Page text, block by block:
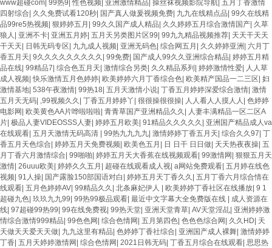
www超碰com| 99热9|性色视频| 亚洲激情精品| 操丝袜视频影院导航| 五月丁香激情
四射综合| 久久免费试看120秒| 国产真人做爰视频免费| 九九在线精点品| 99久在线精
品99re5热视频| 狠婷婷五月 | 99久久国产成人精品| 久久婷婷五月综合激情国产| 久草
狼人 | 亚洲不卡| 亚洲五月婷| 五月天另类图片区99| 99九九精品视频推荐| 天天干天天
干天天| 日韩无码专区| 九九成人视频| 亚洲无码色| 综合网五月 | 久久婷婷亚洲 | 六月丁
香五月天| 9久久久久久久久久久 | 99免费| 国产成人99久久亚洲综合精品| 婷婷五月精
品在线| 99精品7| 综合色五月天| 激情综合另类| 久久精品系列| 婷婷激情性爱| 人人草
成人视频|快乐激情五月色婷婷| 欧美婷婷六月丁香综合色| 欧美精产国品一二三区| 妇
激情基地| 538午夜激情| 99热18| 五月天激情小说| 丁香五月婷婷深爱综合激情| 激情
五月天无码| ,99视频久久 | 丁香五月婷婷丫 | 很很操很很操| 人人看人人摸人人 | 色婷婷
电影网| 欧美黄色AA片哗啦啦啦| 青青草国产亚洲精品久久 | 人妻丰满精品一区二区A
片| 极品人妻VIDEOSSS人妻| 婷婷五月欧美| 91精品久久久久久 | 亚洲国产精品成人va
在线观看| 五月天激情无码高清 | 99热九九九九| 激情婷婷丁香五月天| 综合久久97| 丁
香五月天色综合| 婷婷五月天免费视频| 欧美色五月 | 日 日干 日日做| 天天热夜夜操| 五
月丁香六月激情综合| 99啪啪| 婷婷五月天大香蕉在线视频观看| 99激情网| 狠狠五月天
激情| 26uuu欧美| 婷婷久久五月 | 超碰在线观看成人视| a网站免费观看| 五月婷在线色
视频| 91人操| 国产露脸150部国语对白 | 婷婷五月天丁香久久 | 五月丁香六月综合情在
线观看| 五月色婷婷AV| 99精品久久 | 北条麻妃伊人 | 欧美婷婷丁香社区在线播放| 9 1
超碰九色| 玖玖九九99| 99热99极品观看| 最近中文字幕大全免费版在线 | 成人资源在
线| 97超碰99热99| 99在线免费视| 99热天堂| 亚洲天堂青草| AV天堂淫乩| 亚洲婷婷激
情综合激情999精品| 99色色网| 综合色情网| 五月第四色| 色色色综合网| 久久HD| 天
天做天天爱天天做| 九九这里有精品| 色婷婷丁香社综合| 亚洲国产成人裸舞| 激情婷婷
丁香| 五月天婷婷激情网| 综合色情网| 2021日韩无码| 丁香五月综合在线观看| 思思热